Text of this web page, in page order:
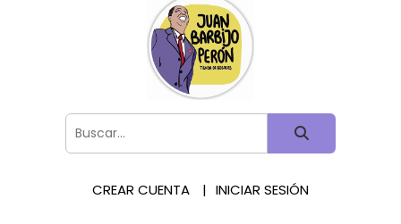
CREAR CUENTA INICIAR SESIÓN